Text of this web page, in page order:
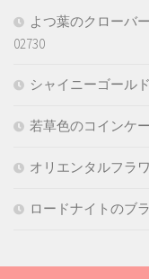
よつ葉のクローバ
02730
シャイニーゴール
若草色のコインケー
オリエンタルフラ
ロードナイトのブ